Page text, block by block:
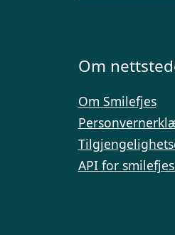
Om
Om Smilefjes
API for